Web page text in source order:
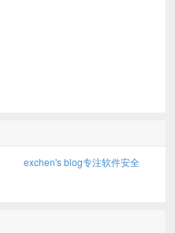
exchen's blog专注软件安全